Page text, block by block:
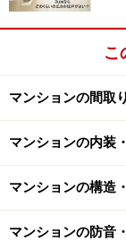
それでは次のペ
い。
こ
マンションの間取り
マンションの内装
マンションの構造
マンションの防音